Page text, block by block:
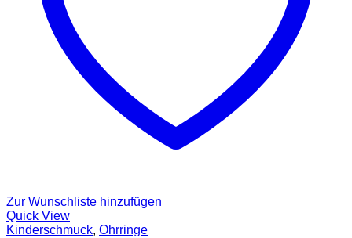
Zur Wunschliste hinzufügen
Quick View
Kinderschmuck, Ohrringe